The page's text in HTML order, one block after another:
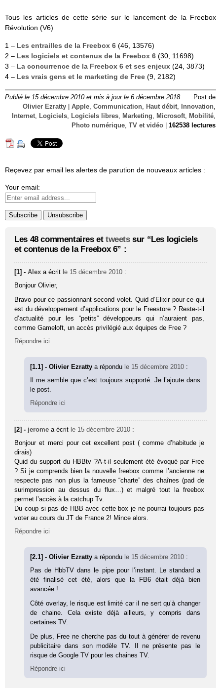
Tous les articles de cette série sur le lancement de la Freebox
Révolution (V6)
1 – Les entrailles de la Freebox 6 (46, 13576)
2 – Les logiciels et contenus de la Freebox 6 (30, 11698)
3 – La concurrence de la Freebox 6 et ses enjeux (24, 3873)
4 – Les vrais gens et le marketing de Free (9, 2182)
Publié le 15 décembre 2010 et mis à jour le 6 décembre 2018
Post de
Olivier Ezratty
Apple Communication Haut débit Innovation
Internet
Logiciels Logiciels libres Marketing Microsoft Mobilité
Photo numérique TV et vidéo 162538 lectures
Reçevez par email les alertes de parution de nouveaux articles :
Your email:
Les 48 commentaires et tweetssur “Les logiciels
et contenus de la Freebox 6” :
[1] -Alex a écrit le 15 décembre 2010 :
Bonjour Olivier,
Bravo pour ce passionnant second volet. Quid d’Elixir pour ce qui
est du développement d’applications pour le Freestore ? Reste-t-il
d’actualité pour les “petits” développeurs qui n’auraient pas,
comme Gameloft, un accès privilégié aux équipes de Free ?
Répondre ici
[1.1] - Olivier Ezrattya répondu le 15 décembre 2010 :
Il me semble que c’est toujours supporté. Je l’ajoute dans
le post.
Répondre ici
[2] - jerome a écrit le 15 décembre 2010 :
Bonjour et merci pour cet excellent post ( comme d’habitude je
dirais)
Quid du support du HBBtv ?A-t-il seulement été évoqué par Free
? Si je comprends bien la nouvelle freebox comme l’ancienne ne
respecte pas non plus la fameuse “charte” des chaînes (pad de
surimpression au dessus du flux…) et malgré tout la freebox
permet l’accès à la catchup Tv.
Du coup si pas de HBB avec cette box je ne pourrai toujours pas
voter au cours du JT de France 2! Mince alors.
Répondre ici
[2.1] - Olivier Ezrattya répondu le 15 décembre 2010 :
Pas de HbbTV dans le pipe pour l’instant. Le standard a
été finalisé cet été, alors que la FB6 était déjà bien
avancée !
Côté overlay, le risque est limité car il ne sert qu’à changer
de chaine. Cela existe déjà ailleurs, y compris dans
certaines TV.
De plus, Free ne cherche pas du tout à générer de revenu
publicitaire dans son modèle TV. Il ne présente pas le
risque de Google TV pour les chaines TV.
Répondre ici